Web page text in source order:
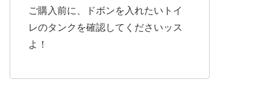
ご購入前に、ドボンを入れたいトイ
レのタンクを確認してくださいッス
よ！